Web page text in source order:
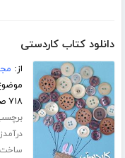
دانلود کتاب کاردستی
از:
۷۱۸ صفحه
ساخت